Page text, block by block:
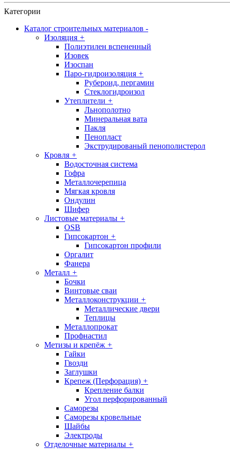
Категории
Каталог строительных материалов -
Изоляция +
Полиэтилен вспененный
Изовек
Изоспан
Паро-гидроизоляция +
Рубероид, пергамин
Стеклогидроизол
Утеплители +
Льнополотно
Минеральная вата
Пакля
Пенопласт
Экструдированый пенополистерол
Кровля +
Водосточная система
Гофра
Металлочерепица
Мягкая кровля
Ондулин
Шифер
Листовые материалы +
OSB
Гипсокартон +
Гипсокартон профили
Оргалит
Фанера
Металл +
Бочки
Винтовые сваи
Металлоконструкции +
Металлические двери
Теплицы
Металлопрокат
Профнастил
Метизы и крепёж +
Гайки
Гвозди
Заглушки
Крепеж (Перфорация) +
Крепление балки
Угол перфорированный
Саморезы
Саморезы кровельные
Шайбы
Электроды
Отделочные материалы +